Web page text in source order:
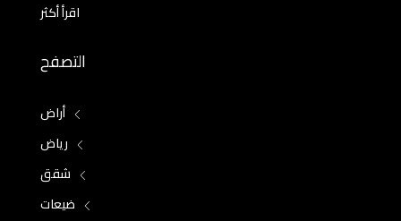
اقرأ أكثر
التصفح
أراض
رياض
شقق
ضيعات